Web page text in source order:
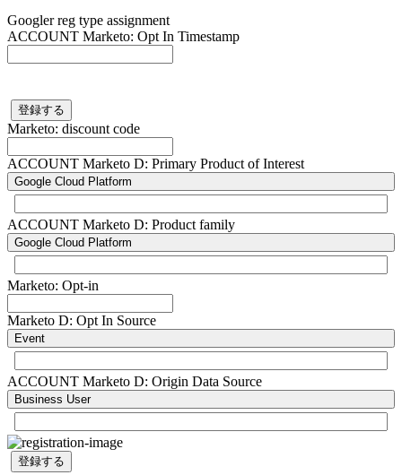
Googler reg type assignment
ACCOUNT Marketo: Opt In Timestamp
登録する
Marketo: discount code
ACCOUNT Marketo D: Primary Product of Interest
Google Cloud Platform
ACCOUNT Marketo D: Product family
Google Cloud Platform
Marketo: Opt-in
Marketo D: Opt In Source
Event
ACCOUNT Marketo D: Origin Data Source
Business User
登録する